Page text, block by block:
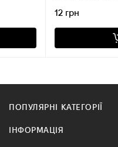
12 грн
ПОПУЛЯРНІ КАТЕГОРІЇ
ІНФОРМАЦІЯ